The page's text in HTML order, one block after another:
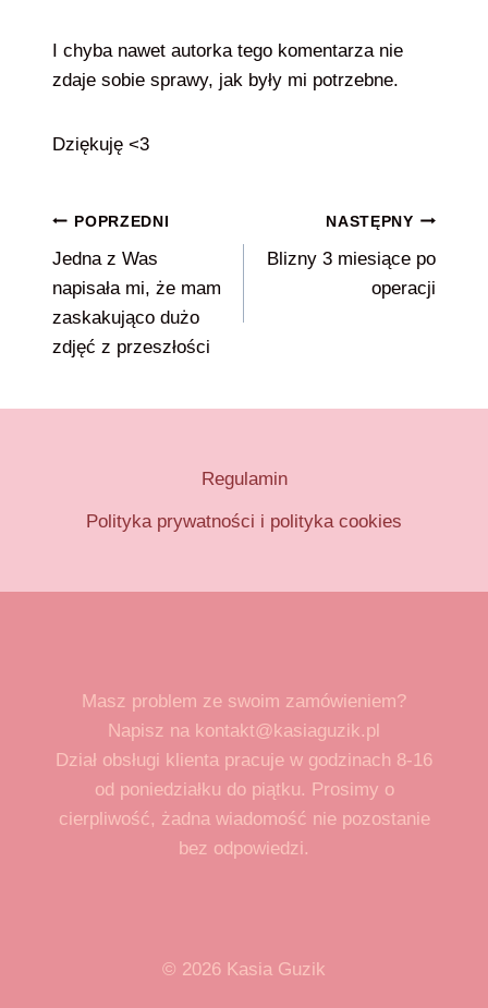
I chyba nawet autorka tego komentarza nie
zdaje sobie sprawy, jak były mi potrzebne.
Dziękuję <3
Nawigacja
wpisu
POPRZEDNI
Jedna z Was
napisała mi, że mam
zaskakująco dużo
zdjęć z przeszłości
NASTĘPNY
Blizny 3 miesiące po
operacji
Regulamin
Polityka prywatności i polityka cookies
Masz problem ze swoim zamówieniem?
Napisz na kontakt@kasiaguzik.pl
Dział obsługi klienta pracuje w godzinach 8-16
od poniedziałku do piątku. Prosimy o
cierpliwość, żadna wiadomość nie pozostanie
bez odpowiedzi.
© 2026 Kasia Guzik